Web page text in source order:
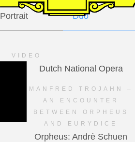
Portrait Duo
VIDEO
Dutch National Opera
MANFRED TROJAHN –
AN ENCOUNTER
BETWEEN ORPHEUS
AND EURYDICE
Orpheus: Andrè Schuen